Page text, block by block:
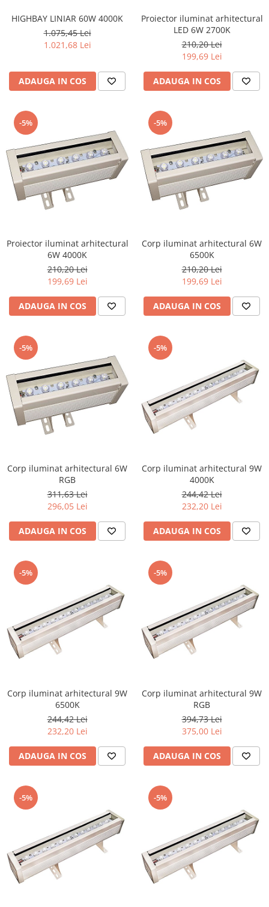
Iluminat arhitectural
Lampadare
Lampi de birou
Profil aluminiu
Tub LED
Becuri LED Smart
Becuri LED
Becuri LED cu filament
Corpuri de emergenta
Lustre LED
Aplica LED
Profil banda LED
Iluminat festiv
Fotosenzori si Senzori de miscare
Sina Magnetica Slim LIMBO
Iluminat decorativ de Craciun
HIGHBAY LINIAR 60W 4000K
1.075,45 Lei
1.021,68 Lei
ADAUGA IN COS
Proiector iluminat arhitectural
LED 6W 2700K
210,20 Lei
199,69 Lei
ADAUGA IN COS
-5%
Proiector iluminat arhitectural
6W 4000K
210,20 Lei
199,69 Lei
ADAUGA IN COS
-5%
Corp iluminat arhitectural 6W
6500K
210,20 Lei
199,69 Lei
ADAUGA IN COS
-5%
Corp iluminat arhitectural 6W
RGB
311,63 Lei
296,05 Lei
ADAUGA IN COS
-5%
Corp iluminat arhitectural 9W
4000K
244,42 Lei
232,20 Lei
ADAUGA IN COS
-5%
Corp iluminat arhitectural 9W
6500K
244,42 Lei
232,20 Lei
ADAUGA IN COS
-5%
Corp iluminat arhitectural 9W
RGB
394,73 Lei
375,00 Lei
ADAUGA IN COS
-5% -5%